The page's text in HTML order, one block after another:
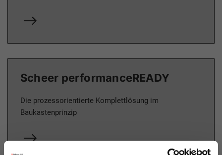
Scheer performanceREADY
Die prozessorientierte Komplettlösung im
Baukastenprinzip